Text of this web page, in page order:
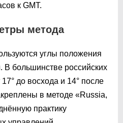
к GMT.
метода
углы положения
В большинстве российских
до восхода и 14° после
в методе «Russia,
практику